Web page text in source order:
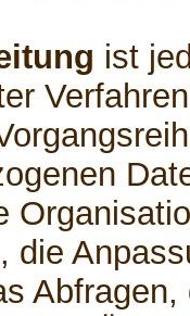
ist
die